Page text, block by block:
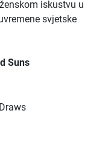
iskustvu u
svjetske
Suns